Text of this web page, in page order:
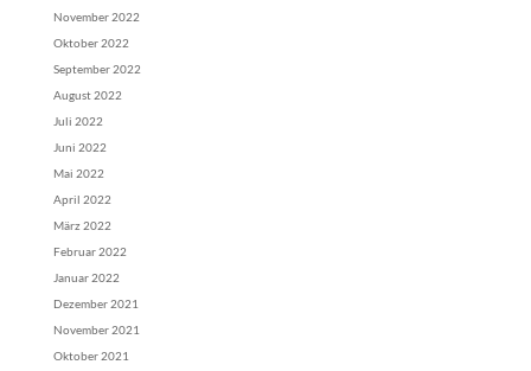
November 2022
Oktober 2022
September 2022
August 2022
Juli 2022
Juni 2022
Mai 2022
April 2022
März 2022
Februar 2022
Januar 2022
Dezember 2021
November 2021
Oktober 2021